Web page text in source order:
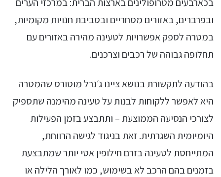
ובפרברים, באזורים מסחריים ובסביבת חנויות מקומיות,
במטרה לספק אפשרויות לטעינה מהירה באזורים עם
תחלופה גבוהה של רכבים וצרכנים.
בהודעה לתקשורת בנושא ציינו ג׳נרל מוטורס שהמטרה
היא לאפשר ללקוחות לבנות על טעינה מהימנה שתספיק
לצורכי הנסיעה הממוצעת – ותתבצע בזמן הפעילות
היומיומית השגרתית. זאת בניגוד לגישה הרווחת,
המתייחסת לטעינה בזרם חילופין אטי יותר שמתבצעת
בזמנים בהם הרכב לא בשימוש, כמו לאורך הלילה או